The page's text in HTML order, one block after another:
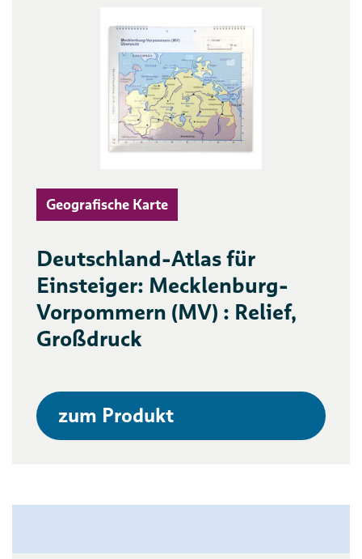
Geografische Karte
Deutschland-Atlas für
Einsteiger: Mecklenburg-
Vorpommern (MV) : Relief,
Großdruck
zum Produkt